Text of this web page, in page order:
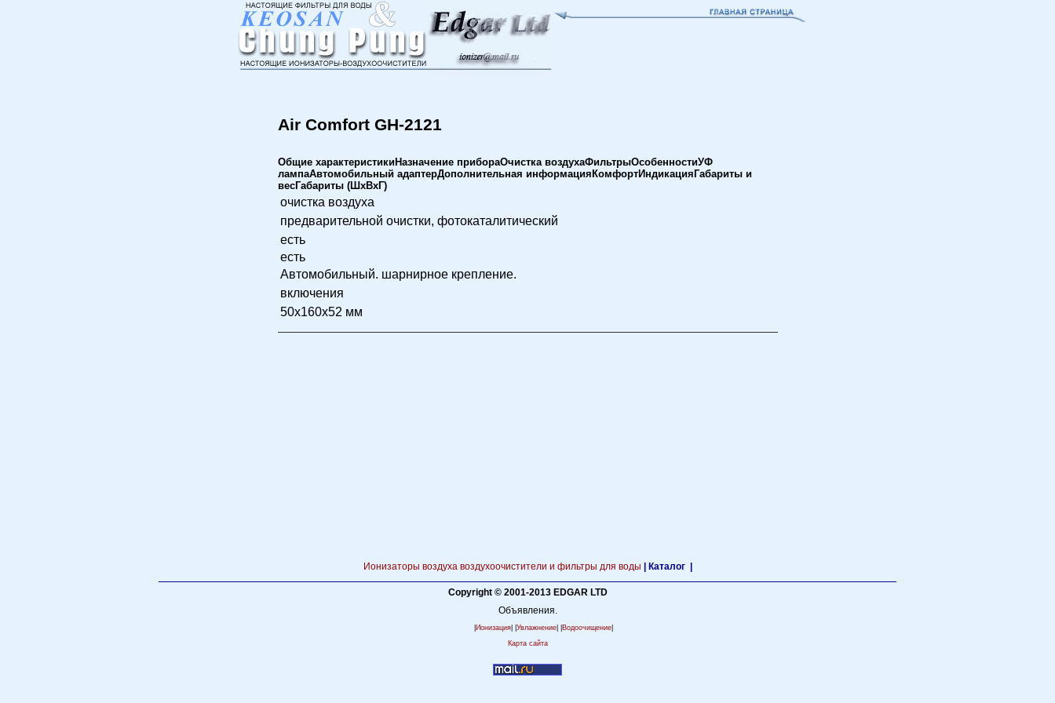
Air Comfort GH-2121
Общие характеристикиНазначение прибораОчистка воздухаФильтрыОсобенностиУФ
лампаАвтомобильный адаптерДополнительная информацияКомфортИндикацияГабариты и
весГабариты (ШхВхГ)
очистка воздуха
предварительной очистки, фотокаталитический
есть
есть
Автомобильный. шарнирное крепление.
включения
50x160x52 мм
Ионизаторы воздуха воздухоочистители и фильтры для воды Каталог |
Copyright © 2001-2013 EDGAR LTD
Объявления.
Ионизация| | Увлажнение| | Водоочищение|
Карта сайта